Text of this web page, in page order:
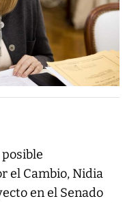
el Cambio, Nidia
en el Senado